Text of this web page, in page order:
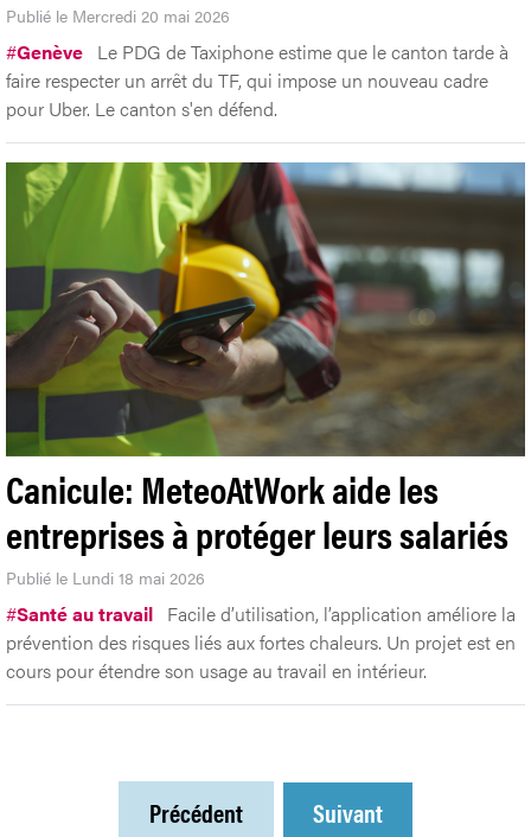
Publié le Mercredi 20 mai 2026
#Genève Le PDG de Taxiphone estime que le canton tarde à
faire respecter un arrêt du TF, qui impose un nouveau cadre
pour Uber. Le canton s'en défend.
Canicule: MeteoAtWork aide les
entreprises à protéger leurs salariés
Publié le Lundi 18 mai 2026
#Santé au travail Facile d’utilisation, l’application améliore la
prévention des risques liés aux fortes chaleurs. Un projet est en
cours pour étendre son usage au travail en intérieur.
Précédent Suivant